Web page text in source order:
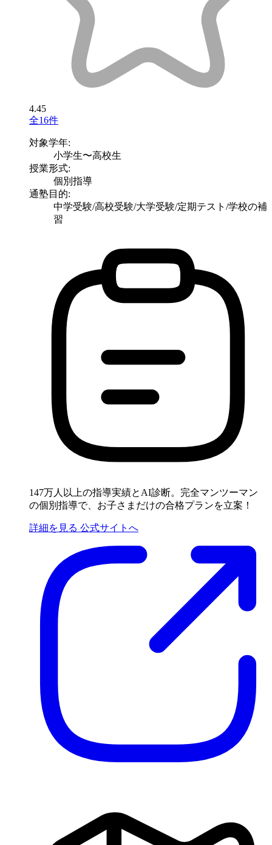
4.45
全16件
対象学年:
小学生〜高校生
授業形式:
個別指導
通塾目的:
中学受験/高校受験/大学受験/定期テスト/学校の補
習
147万人以上の指導実績とAI診断。完全マンツーマン
の個別指導で、お子さまだけの合格プランを立案！
詳細を見る 公式サイトへ